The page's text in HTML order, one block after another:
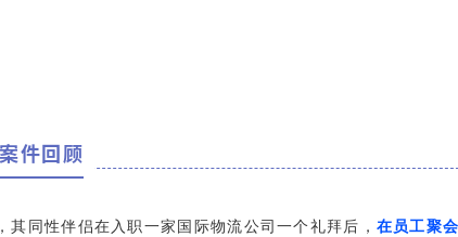
案件回顾
其同性伴侣在入职一家国际物流公司一个礼拜后， 在员工聚